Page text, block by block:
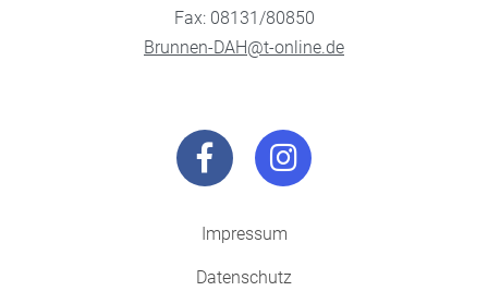
Fax: 08131/80850
Brunnen-DAH@t-online.de
Impressum
Datenschutz